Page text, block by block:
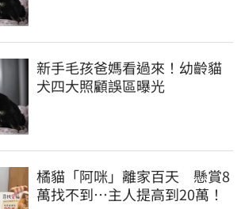
新手毛孩爸媽看過來！幼齡貓
犬四大照顧誤區曝光
橘貓「阿咪」離家百天 懸賞8
萬找不到…主人提高到20萬！